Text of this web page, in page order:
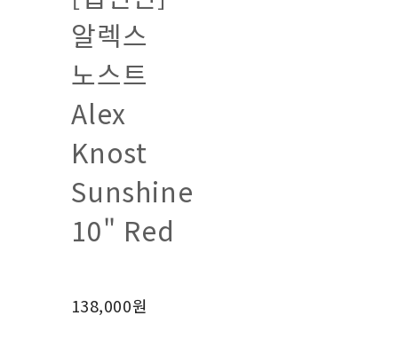
알렉스
노스트
Alex
Knost
Sunshine
10" Red
138,000원